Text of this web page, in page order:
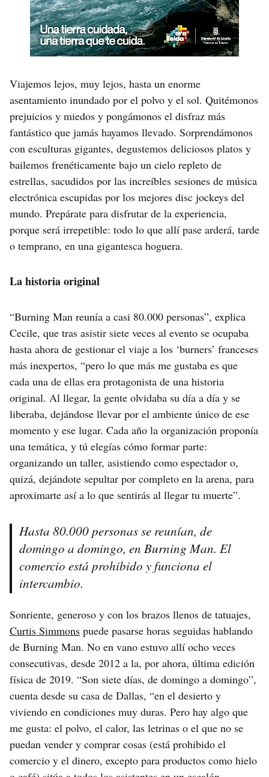
Viajemos lejos, muy lejos, hasta un enorme
asentamiento inundado por el polvo y el sol. Quitémonos
prejuicios y miedos y pongámonos el disfraz más
fantástico que jamás hayamos llevado. Sorprendámonos
con esculturas gigantes, degustemos deliciosos platos y
bailemos frenéticamente bajo un cielo repleto de
estrellas, sacudidos por las increíbles sesiones de música
electrónica escupidas por los mejores disc jockeys del
mundo. Prepárate para disfrutar de la experiencia,
porque será irrepetible: todo lo que allí pase arderá, tarde
o temprano, en una gigantesca hoguera.
La historia original
“Burning Man reunía a casi 80.000 personas”, explica
Cecile, que tras asistir siete veces al evento se ocupaba
hasta ahora de gestionar el viaje a los ‘burners’ franceses
más inexpertos, “pero lo que más me gustaba es que
cada una de ellas era protagonista de una historia
original. Al llegar, la gente olvidaba su día a día y se
liberaba, dejándose llevar por el ambiente único de ese
momento y ese lugar. Cada año la organización proponía
una temática, y tú elegías cómo formar parte:
organizando un taller, asistiendo como espectador o,
quizá, dejándote sepultar por completo en la arena, para
aproximarte así a lo que sentirás al llegar tu muerte”.
Hasta 80.000 personas se reunían, de
domingo a domingo, en Burning Man. El
comercio está prohibido y funciona el
intercambio.
Sonriente, generoso y con los brazos llenos de tatuajes,
Curtis Simmons puede pasarse horas seguidas hablando
de Burning Man. No en vano estuvo allí ocho veces
consecutivas, desde 2012 a la, por ahora, última edición
física de 2019. “Son siete días, de domingo a domingo”,
cuenta desde su casa de Dallas, “en el desierto y
viviendo en condiciones muy duras. Pero hay algo que
me gusta: el polvo, el calor, las letrinas o el que no se
puedan vender y comprar cosas (está prohibido el
comercio y el dinero, excepto para productos como hielo